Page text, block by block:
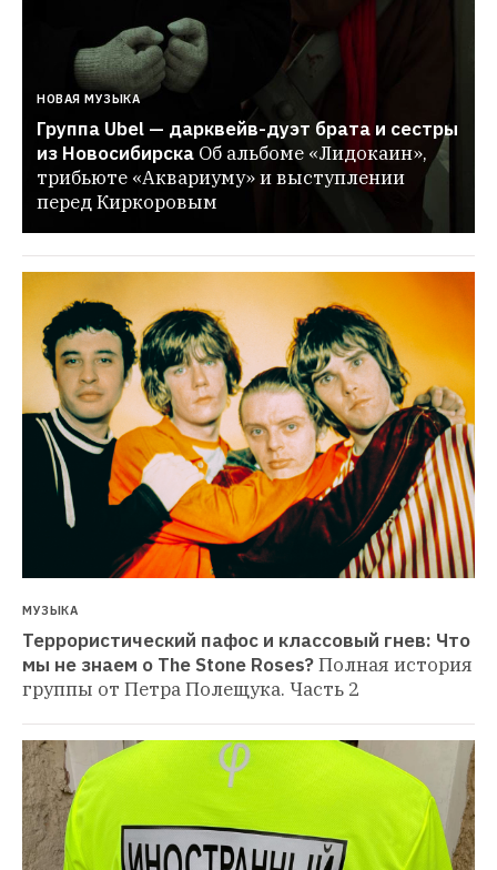
НОВАЯ МУЗЫКА
Группа Ubel — дарквейв-дуэт брата и сестры
из Новосибирска Об альбоме «Лидокаин»,
трибьюте «Аквариуму» и выступлении
перед Киркоровым
МУЗЫКА
Террористический пафос и классовый гнев: Что
мы не знаем о The Stone Roses?Полная история
группы от Петра Полещука. Часть 2